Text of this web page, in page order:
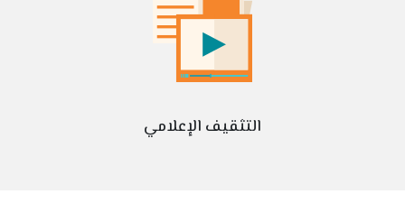
التثقيف الإعلامي